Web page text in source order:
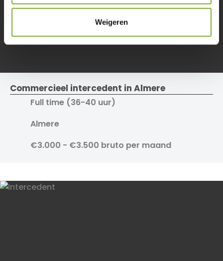
Weigeren
Commercieel intercedent in Almere
Full time (36-40 uur)
Almere
€3.000 - €3.500 bruto per maand